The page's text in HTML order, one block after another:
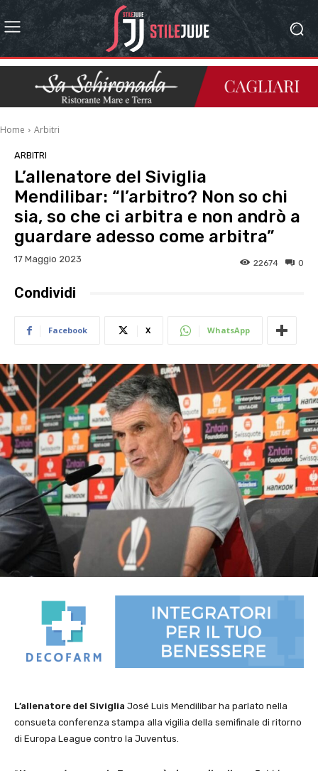
Home Arbitri
ARBITRI
L’allenatore del Siviglia
Mendilibar: “l’arbitro? Non so chi
sia, so che ci arbitra e non andrò a
guardare adesso come arbitra”
17 Maggio 2023 0
22674
Condividi
Facebook X WhatsApp
L’allenatore del Siviglia José Luis Mendilibar ha parlato nella
consueta conferenza stampa alla vigilia della semifinale di ritorno
di Europa League contro la Juventus.